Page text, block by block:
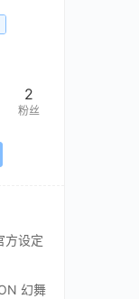
2
粉丝
方设定
幻舞